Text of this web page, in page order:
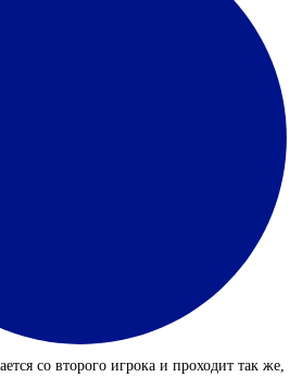
со второго игрока и проходит так же,